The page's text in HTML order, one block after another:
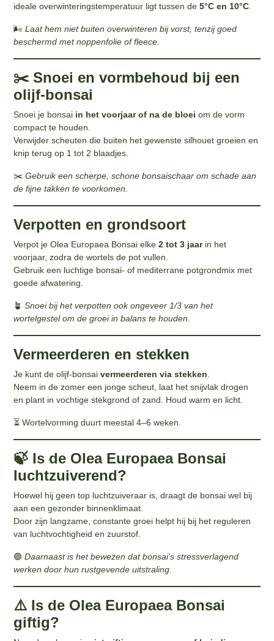
ideale overwinteringstemperatuur ligt tussen de5°C en 10°C
🌬️Laat hem niet buiten overwinteren bij vorst, tenzij goed
beschermd met noppenfolie of fleece.
✂️ Snoei en vormbehoud bij een
olijf-bonsai
Snoei je bonsai in het voorjaar of na de bloei om de vorm
compact te houden.
Verwijder scheuten die buiten het gewenste silhouet groeien en
knip terug op 1 tot 2 blaadjes.
✂️Gebruik een scherpe, schone bonsaischaar om schade aan
de fijne takken te voorkomen.
Verpotten en grondsoort
Verpot je Olea Europaea Bonsai elke2 tot 3 jaarin het
voorjaar, zodra de wortels de pot vullen.
Gebruik een luchtige bonsai- of mediterrane potgrondmix met
goede afwatering.
🪴Snoei bij het verpotten ook ongeveer 1/3 van het
wortelgestel om de groei in balans te houden.
Vermeerderen en stekken
Je kunt de olijf-bonsaivermeerderen via stekken
Neem in de zomer een jonge scheut, laat het snijvlak drogen
en plant in vochtige stekgrond of zand. Houd warm en licht.
⏳ Wortelvorming duurt meestal 4–6 weken.
🍃 Is de Olea Europaea Bonsai
luchtzuiverend?
Hoewel hij geen top luchtzuiveraar is, draagt de bonsai wel bij
aan een gezonder binnenklimaat.
Door zijn langzame, constante groei helpt hij bij het reguleren
van luchtvochtigheid en zuurstof.
🟢Daarnaast is het bewezen dat bonsai’s stressverlagend
werken door hun rustgevende uitstraling.
⚠️ Is de Olea Europaea Bonsai
giftig?